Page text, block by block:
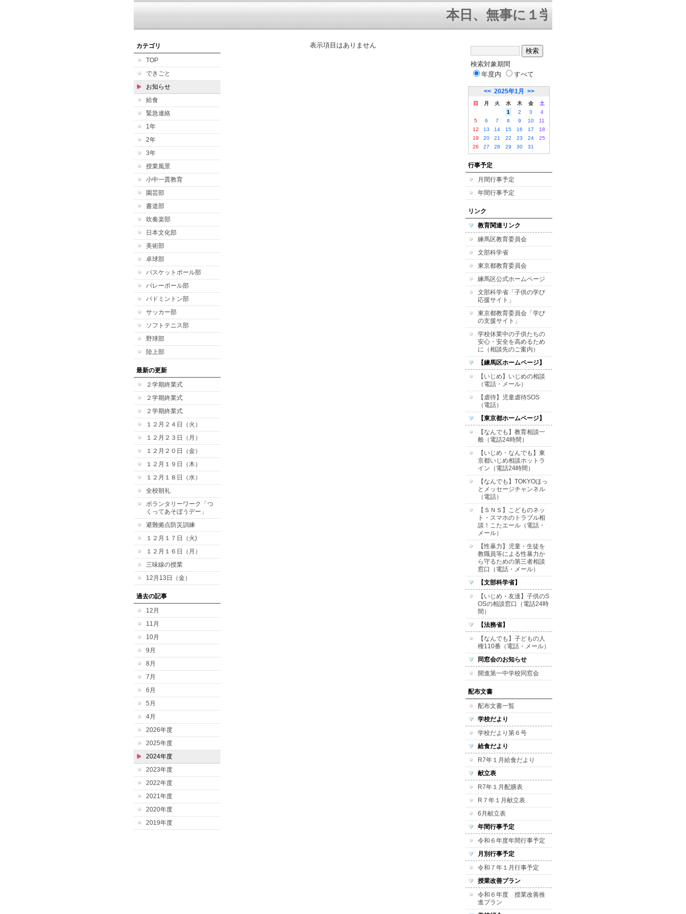
本日、無事に１学期終業式を迎えるこ
カテゴリ
TOP
できごと
お知らせ
給食
緊急連絡
1年
2年
3年
授業風景
小中一貫教育
園芸部
書道部
吹奏楽部
日本文化部
美術部
卓球部
バスケットボール部
バレーボール部
バドミントン部
サッカー部
ソフトテニス部
野球部
陸上部
最新の更新
２学期終業式
２学期終業式
２学期終業式
１２月２４日（火）
１２月２３日（月）
１２月２０日（金）
１２月１９日（木）
１２月１８日（水）
全校朝礼
ボランタリーワーク「つ
くってあそぼうデー」
避難拠点防災訓練
１２月１７日（火)
１２月１６日（月）
三味線の授業
12月13日（金）
過去の記事
12月
11月
10月
9月
8月
7月
6月
5月
4月
2026年度
2025年度
2024年度
2023年度
2022年度
2021年度
2020年度
2019年度
表示項目はありません
検索対象期間
年度内
すべて
<< 2025年1月 >>
日 月 火 水 木 金
土
1
2 3
4
5
6 7 8 9 10
11
12
13 14 15 16 17
18
19
20 21 22 23 24
25
26
27 28 29 30 31
行事予定
月間行事予定
年間行事予定
リンク
教育関連リンク
練馬区教育委員会
文部科学省
東京都教育委員会
練馬区公式ホームページ
文部科学省「子供の学び
応援サイト」
東京都教育委員会「学び
の支援サイト」
学校休業中の子供たちの
安心・安全を高めるため
に（相談先のご案内）
【練馬区ホームページ】
【いじめ】いじめの相談
（電話・メール）
【虐待】児童虐待SOS
（電話）
【東京都ホームページ】
【なんでも】教育相談一
般（電話24時間）
【いじめ・なんでも】東
京都いじめ相談ホットラ
イン（電話24時間）
【なんでも】TOKYOほっ
とメッセージチャンネル
（電話）
【ＳＮＳ】こどものネッ
ト・スマホのトラブル相
談！こたエール（電話・
メール）
【性暴力】児童・生徒を
教職員等による性暴力か
ら守るための第三者相談
窓口（電話・メール）
【文部科学省】
【いじめ・友達】子供のS
OSの相談窓口（電話24時
間）
【法務省】
【なんでも】子どもの人
権110番（電話・メール）
同窓会のお知らせ
開進第一中学校同窓会
配布文書
配布文書一覧
学校だより
学校だより第６号
給食だより
R7年１月給食だより
献立表
R7年１月配膳表
R７年１月献立表
6月献立表
年間行事予定
令和６年度年間行事予定
月別行事予定
令和７年１月行事予定
授業改善プラン
令和６年度 授業改善推
進プラン